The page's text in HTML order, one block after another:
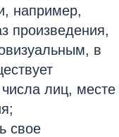
например,
произведения,
в
числа лиц, месте
свое